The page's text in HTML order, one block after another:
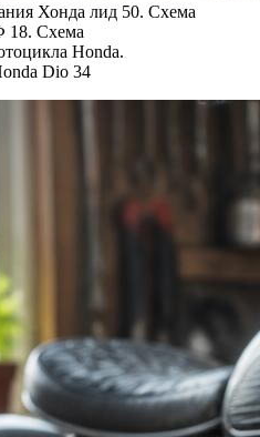
Хонда лид 50. Схема
18. Схема
Honda.
Dio 34